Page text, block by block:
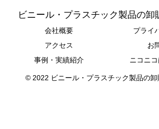
ビニール・プラスチック製品の卸
会社概要
プライ
アクセス
お
事例・実績紹介
ニコニ
© 2022 ビニール・プラスチック製品の卸